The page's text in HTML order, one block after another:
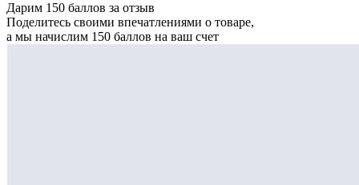
Дарим 150 баллов за отзыв
Поделитесь своими впечатлениями о товаре,
а мы начислим 150 баллов на ваш счет